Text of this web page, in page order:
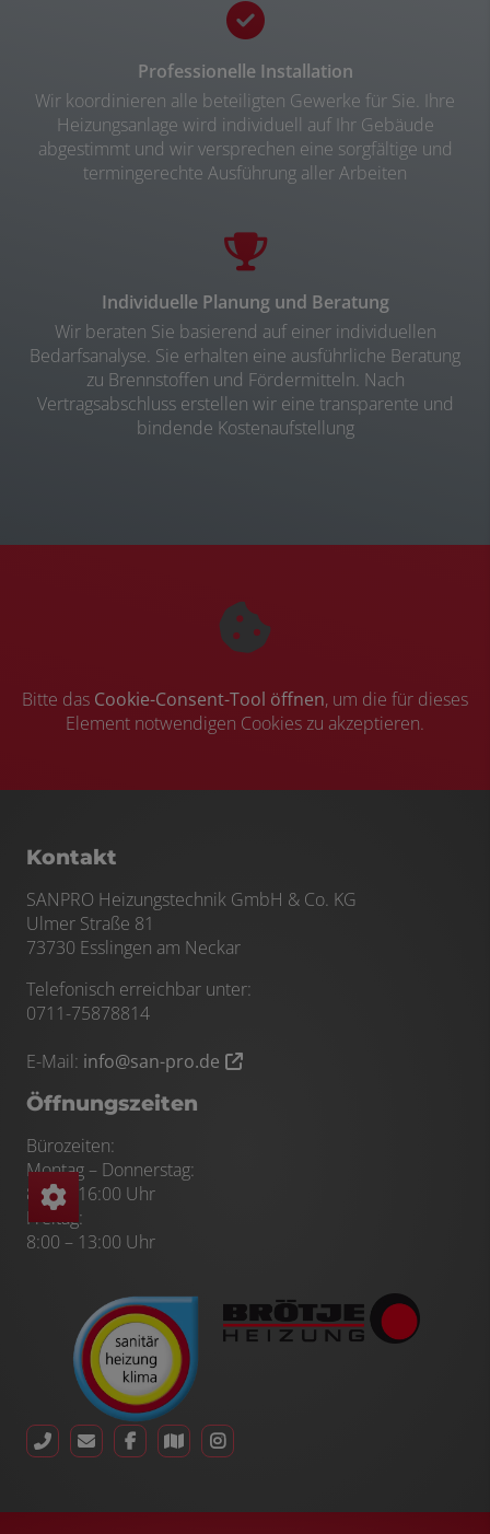
Professionelle Installation
Wir koordinieren alle beteiligten Gewerke für Sie. Ihre
Heizungsanlage wird individuell auf Ihr Gebäude
abgestimmt und wir versprechen eine sorgfältige und
termingerechte Ausführung aller Arbeiten
Individuelle Planung und Beratung
Wir beraten Sie basierend auf einer individuellen
Bedarfsanalyse. Sie erhalten eine ausführliche Beratung
zu Brennstoffen und Fördermitteln. Nach
Vertragsabschluss erstellen wir eine transparente und
bindende Kostenaufstellung
Bitte das Cookie-Consent-Tool öffnen, um die für dieses
Element notwendigen Cookies zu akzeptieren.
Kontakt
SANPRO Heizungstechnik GmbH & Co. KG
Ulmer Straße 81
73730 Esslingen am Neckar
Telefonisch erreichbar unter:
0711-75878814
E-Mail: info@san-pro.de
Öffnungszeiten
Bürozeiten:
Montag – Donnerstag:
8:00 – 16:00 Uhr
Freitag:
8:00 – 13:00 Uhr